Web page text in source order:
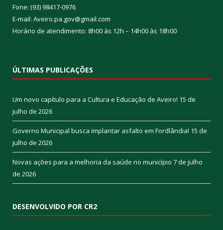
Fone: (93) 98417-0976
E-mail: Aveiro.pa.gov@gmail.com
Horário de atendimento: 8h00 às 12h – 14h00 às 18h00
ÚLTIMAS PUBLICAÇÕES
Um novo capítulo para a Cultura e Educação de Aveiro! 15 de
julho de 2026
Governo Municipal busca implantar asfalto em Fordlândia! 15 de
julho de 2026
Novas ações para a melhoria da saúde no município 7 de julho
de 2026
DESENVOLVIDO POR CR2